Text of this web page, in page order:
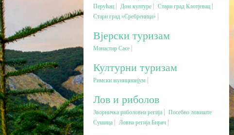
Перућац
Дом културе
Стари град Клотјевац
Стари град «Сребреница»
Вјерски туризам
Манастир Сасе
Културни туризам
Римски муниципијум
Лов и риболов
Зворничка риболовна регија
Посебно ловиште
Сушица
Ловна регија Бирач